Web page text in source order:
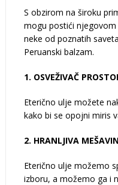
S obzirom na široku
mogu postići
neke od poznatih
Peruanski balzam.
1. OSVEŽIVAČ
Eterično ulje možete
kako bi se opojni miris
2. HRANLJIVA
Eterično ulje možemo
izboru, a možemo ga i